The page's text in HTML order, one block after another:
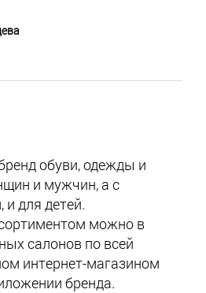
обуви, одежды и
и мужчин, а с
и для детей.
можно в
салонов по всей
интернет-магазином
бренда.